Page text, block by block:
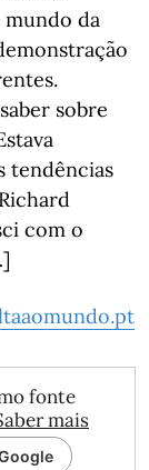
mundo da
sobre
tendências
com o
fonte
mais